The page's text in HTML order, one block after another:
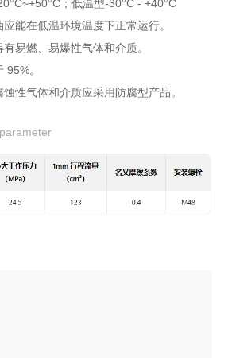
；低温型-30°C - +40°C
能在低温环境温度下正常运行。
易燃、易爆性气体和介质。
。
性气体和介质应采用防腐型产品。